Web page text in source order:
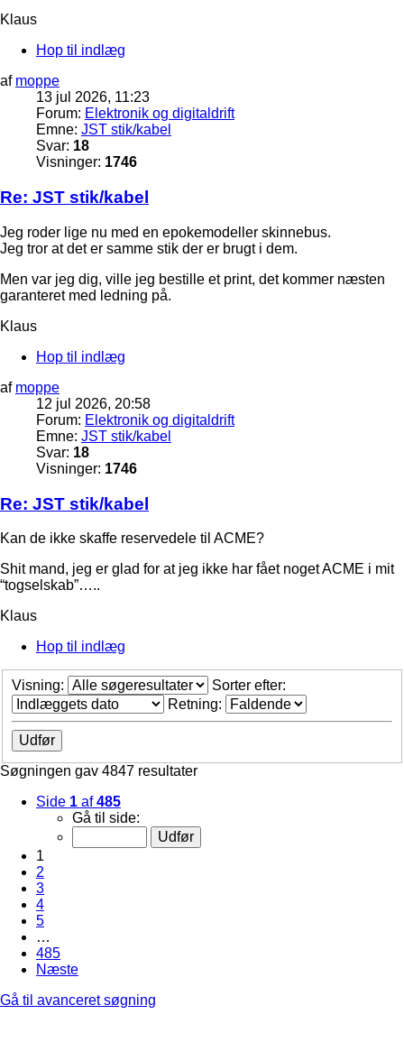
Klaus
Hop til indlæg
af moppe
13 jul 2026, 11:23
Forum: Elektronik og digitaldrift
Emne: JST stik/kabel
Svar: 18
Visninger: 1746
Re: JST stik/kabel
Jeg roder lige nu med en epokemodeller skinnebus.
Jeg tror at det er samme stik der er brugt i dem.
Men var jeg dig, ville jeg bestille et print, det kommer næsten
garanteret med ledning på.
Klaus
Hop til indlæg
af moppe
12 jul 2026, 20:58
Forum: Elektronik og digitaldrift
Emne: JST stik/kabel
Svar: 18
Visninger: 1746
Re: JST stik/kabel
Kan de ikke skaffe reservedele til ACME?
Shit mand, jeg er glad for at jeg ikke har fået noget ACME i mit
“togselskab”…..
Klaus
Hop til indlæg
Visning:
Sorter efter:
Retning:
Søgningen gav 4847 resultater
Side 1 af485
Gå til side:
1
2
3
4
5
…
485
Næste
Gå til avanceret søgning